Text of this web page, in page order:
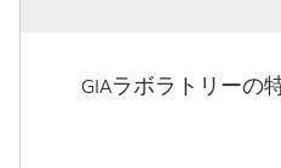
GIAラボラトリーの